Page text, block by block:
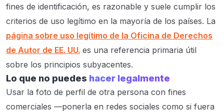
fines de identificación, es razonable y suele cumplir los
criterios de uso legítimo en la mayoría de los países. La
página sobre uso legítimo de la Oficina de Derechos
de Autor de EE. UU. es una referencia primaria útil
sobre los principios subyacentes.
Lo que no puedes hacer legalmente
Usar la foto de perfil de otra persona con fines
comerciales —ponerla en redes sociales como si fuera